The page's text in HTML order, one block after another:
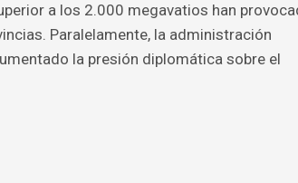
a los 2.000 megavatios han
Paralelamente, la administración
la presión diplomática sobre el